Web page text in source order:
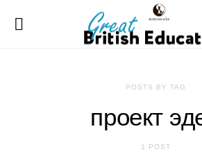
POSTS BY TAG
проект
1 POST